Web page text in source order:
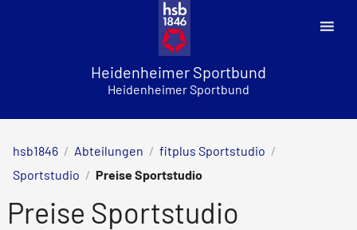
Heidenheimer Sportbund
Heidenheimer Sportbund
hsb1846 / Abteilungen / fitplus Sportstudio /
Sportstudio / Preise Sportstudio
Preise Sportstudio